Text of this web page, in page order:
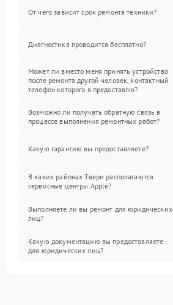
От чего зависит срок ремонта техники?
Диагностика проводится бесплатно?
Может ли вместо меня принять устройство
после ремонта другой человек, контактный
телефон которого я предоставлю?
Возможно ли получать обратную связь в
процессе выполнения ремонтных работ?
Какую гарантию вы предоставляете?
В каких районах Твери располагаются
сервисные центры Apple?
Выполняете ли вы ремонт для юридических
лиц?
Какую документацию вы предоставляете
для юридических лиц?